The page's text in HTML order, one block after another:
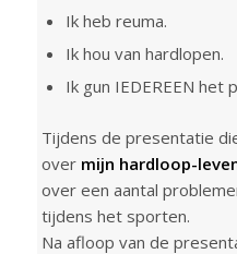
Ik heb reuma.
Ik hou van hardlopen.
Ik gun IEDEREEN het
Tijdens de presentatie
over mijn hardloop-
over een aantal
tijdens het sporten.
Na afloop van de